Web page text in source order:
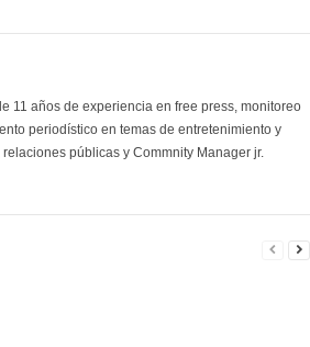
11 años de experiencia en free press, monitoreo
periodístico en temas de entretenimiento y
públicas y Commnity Manager jr.